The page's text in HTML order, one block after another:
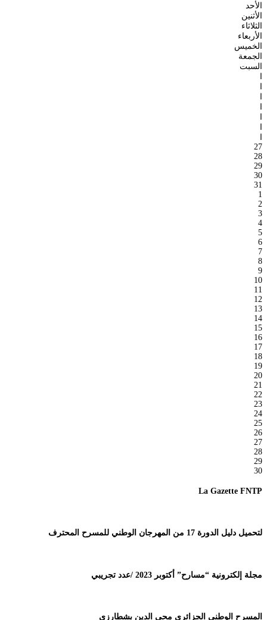
الأحد
الأثنين
الثلاثاء
الأربعاء
الخميس
الجمعة
السبت
ا
ا
ا
ا
ا
ا
ا
27
28
29
30
31
1
2
3
4
5
6
7
8
9
10
11
12
13
14
15
16
17
18
19
20
21
22
23
24
25
26
27
28
29
30
La Gazette FNTP
لتحميل دليل الدورة 17 من المهرجان الوطني للمسرح المحترف
مجلة إلكترونية “مسارح” أكتوبر 2023 /عدد تجريبي
المسرح الوطني الجزائري محي الدين بشطارزي